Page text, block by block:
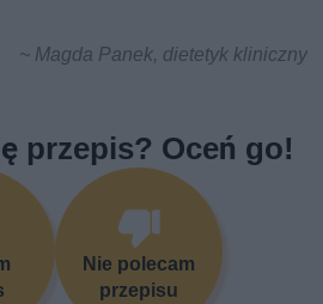
~ Magda Panek, dietetyk kliniczny
przepis? Oceń go!
Nie polecam
przepisu